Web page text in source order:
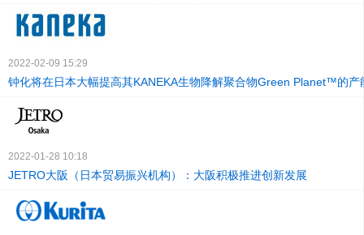
2022-02-09 15:29
钟化将在日本大幅提高其KANEKA生物降解聚合物Green Planet™的产
2022-01-28 10:18
JETRO大阪（日本贸易振兴机构）：大阪积极推进创新发展